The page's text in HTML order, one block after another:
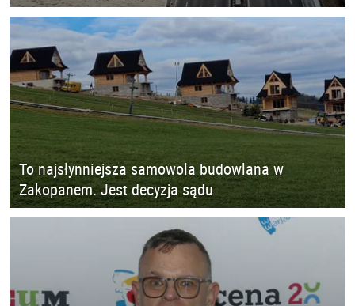
To najsłynniejsza samowola budowlana w
Zakopanem. Jest decyzja sądu